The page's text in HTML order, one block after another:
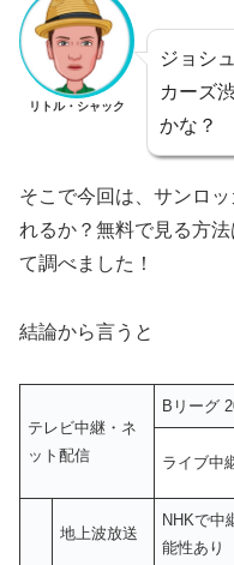
リトル・シャック
ジョシ
カーズ
かな？
そこで今回は、サンロ
れるか？無料で見る方
て調べました！
結論から言うと
テレビ中継・ネ
ット配信
Bリーグ
ライブ中
地上波放送
NHKで中
能性あり